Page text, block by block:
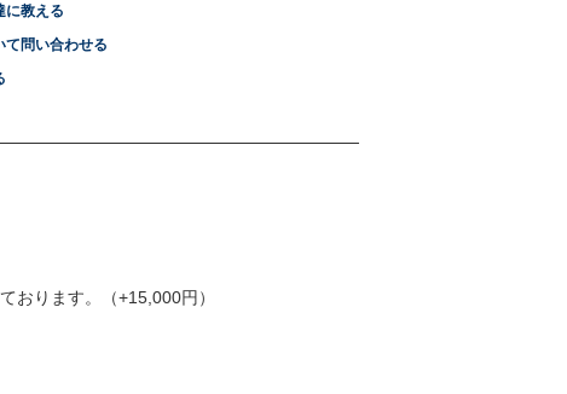
に教える
て問い合わせる
おります。（+15,000円）